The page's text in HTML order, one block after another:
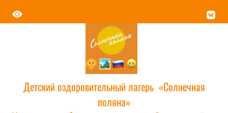
Детский оздоровительный лагерь «Солнечная
поляна»